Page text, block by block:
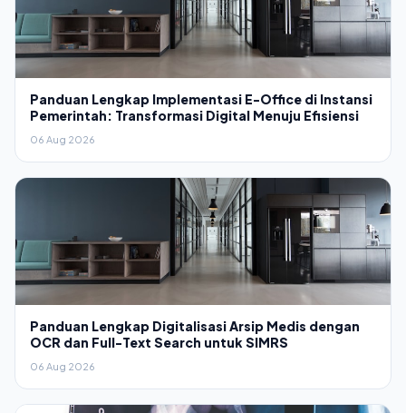
Panduan Lengkap Implementasi E-Office di Instansi
Pemerintah: Transformasi Digital Menuju Efisiensi
06 Aug 2026
Panduan Lengkap Digitalisasi Arsip Medis dengan
OCR dan Full-Text Search untuk SIMRS
06 Aug 2026